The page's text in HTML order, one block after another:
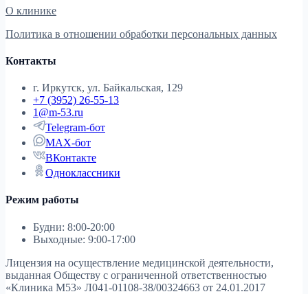
О клинике
Политика в отношении обработки персональных данных
Контакты
г. Иркутск, ул. Байкальская, 129
+7 (3952) 26-55-13
1@m-53.ru
Telegram-бот
MAX-бот
ВКонтакте
Одноклассники
Режим работы
Будни: 8:00-20:00
Выходные: 9:00-17:00
Лицензия на осуществление медицинской деятельности,
выданная Обществу с ограниченной ответственностью
«Клиника М53» Л041-01108-38/00324663 от 24.01.2017